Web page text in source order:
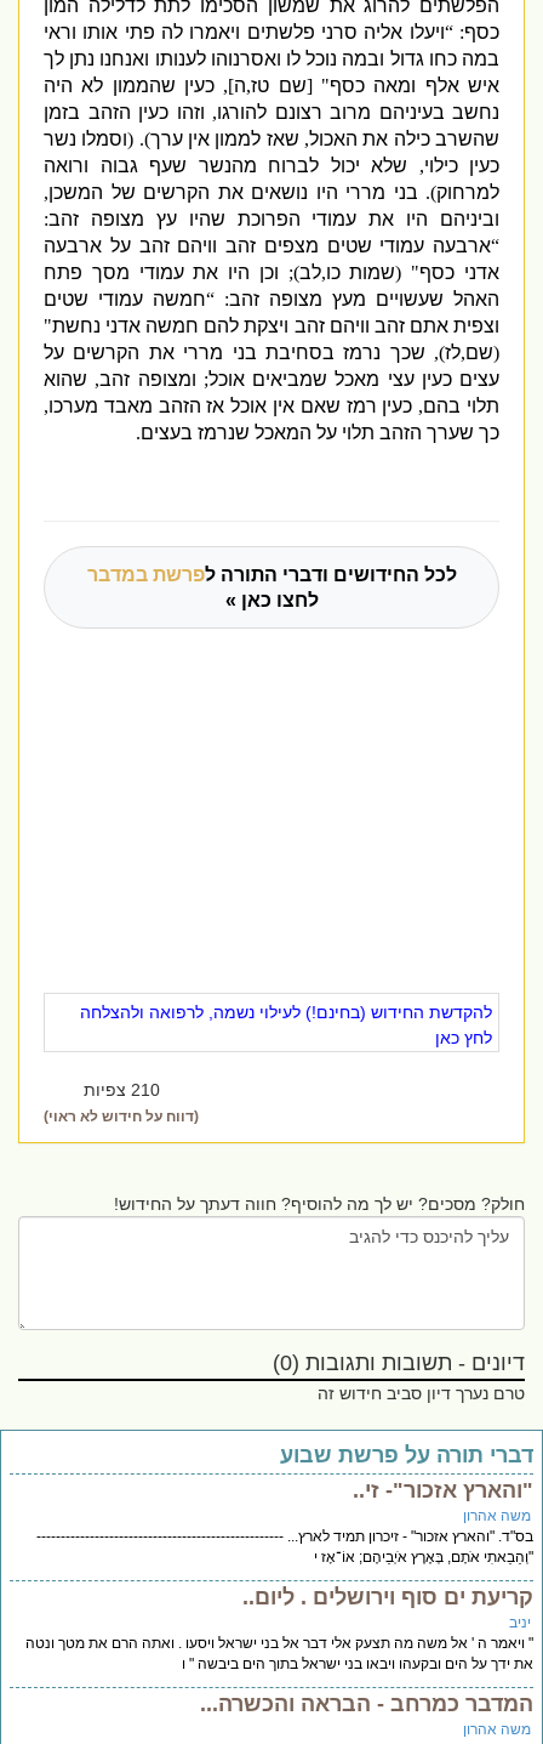
הפלשתים להרוג את שמשון הסכימו לתת לדלילה המון
כסף: “ויעלו אליה סרני פלשתים ויאמרו לה פתי אותו וראי
במה כחו גדול ובמה נוכל לו ואסרנוהו לענותו ואנחנו נתן לך
איש אלף ומאה כסף" [שם טז ,ה],כעין שהממון לא היה
נחשב בעיניהם מרוב רצונם להורגו,וזהו כעין הזהב בזמן
שהשרב כילה את האכול,שאז לממון אין ערך). (וסמלו נשר
כעין כילוי,שלא יכול לברוח מהנשר שעף גבוה ורואה
למרחוק).בני מררי היו נושאים את הקרשים של המשכן,
וביניהם היו את עמודי הפרוכת שהיו עץ מצופה זהב:
ארבעה עמודי שטים מצפים זהב וויהם זהב על ארבעה
אדני כסף" (שמות כו ,לב);וכן היו את עמודי מסך פתח
האהל שעשויים מעץ מצופה זהב: “ חמשה עמודי שטים
וצפית אתם זהב וויהם זהב ויצקת להם חמשה אדני נחשת"
שם,לז),שכך נרמז בסחיבת בני מררי את הקרשים על
עצים כעין עצי מאכל שמביאים אוכל;ומצופה זהב,שהוא
תלוי בהם,כעין רמז שאם אין אוכל אז הזהב מאבד מערכו,
כך שערך הזהב תלוי על המאכל שנרמז בעצים.
לכל החידושים ודברי התורה לפרשת במדבר
לחצו כאן »
להקדשת החידוש (בחינם!) לעילוי נשמה, לרפואה ולהצלחה
לחץ כאן
210 צפיות
(דווח על חידוש לא ראוי)
חולק? מסכים? יש לך מה להוסיף? חווה דעתך על החידוש!
דיונים - תשובות ותגובות (0)
טרם נערך דיון סביב חידוש זה
תורה על פרשת שבוע
אזכור"- זי..
אהרון
"והארץ אזכור" - זיכרון תמיד לארץ... ---------------------------------------------------
אֹתָם, בְּאֶרֶץ אֹיְבֵיהֶם; אוֹ־אָז י
ים סוף וירושלים . ליום..
ה ' אל משה מה תצעק אלי דבר אל בני ישראל ויסעו . ואתה הרם את מטך ונטה
ידך על הים ובקעהו ויבאו בני ישראל בתוך הים ביבשה " ו
כמרחב - הבראה והכשרה...
אהרון